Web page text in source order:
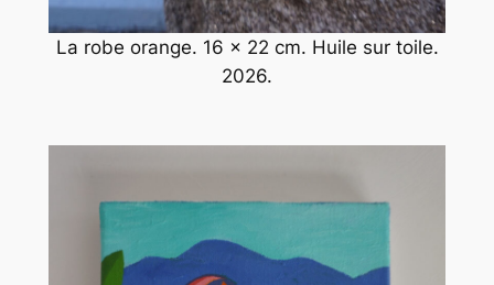
La robe orange. 16 x 22 cm. Huile sur toile.
2026.